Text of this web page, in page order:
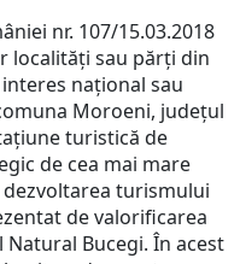
nr. 107/15.03.2018
localități sau părți din
național sau
Moroeni, județul
turistică de
de cea mai mare
turismului
de valorificarea
Bucegi. În acest